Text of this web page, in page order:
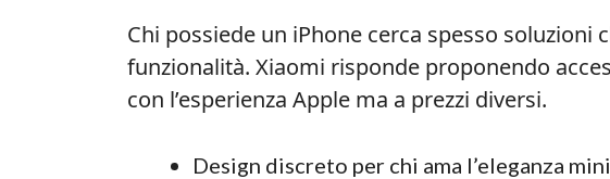
Chi possiede un iPhone cerca spesso soluzioni
funzionalità. Xiaomi risponde proponendo
con l’esperienza Apple ma a prezzi diversi.
Design discreto per chi ama l’eleganza